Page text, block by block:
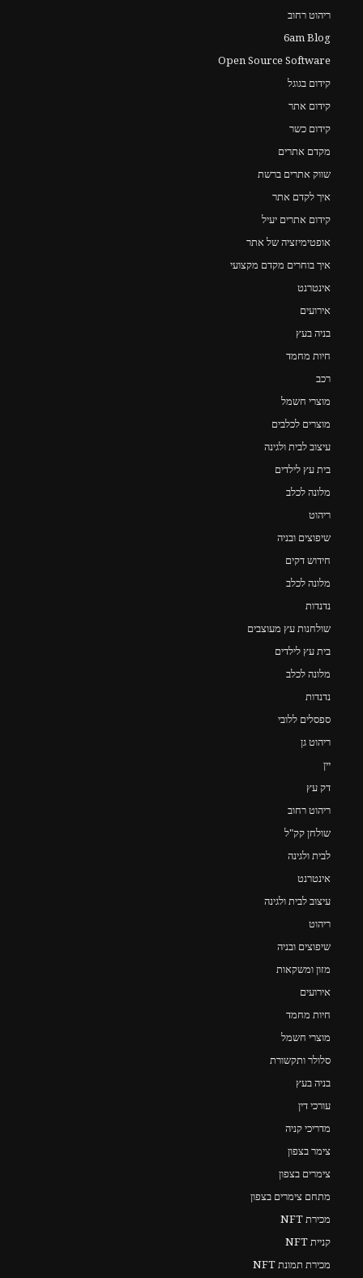
ריהוט רחוב
6am Blog
Open Source Software
קידום בגוגל
קידום אתר
קידום כשר
מקדם אתרים
שווק אתרים ברשת
איך לקדם אתר
קידום אתרים יעיל
אופטימיזציה של אתר
איך בוחרים מקדם מקצועי
אינטרנט
אירועים
בניה בעץ
חיות מחמד
רכב
מוצרי חשמל
מוצרים לכלבים
עיצוב לבית ולגינה
בית עץ לילדים
מלונה לכלב
ריהוט
שיפוצים ובניה
חידוש דקים
מלונה לכלב
נדנדות
שולחנות עץ מעוצבים
בית עץ לילדים
מלונה לכלב
נדנדות
ספסלים ללובי
ריהוט גן
יין
דק עץ
ריהוט רחוב
שולחן קק"ל
לבית ולגינה
אינטרנט
עיצוב לבית ולגינה
ריהוט
שיפוצים ובניה
מזון ומשקאות
אירועים
חיות מחמד
מוצרי חשמל
סלולר ותקשורת
בניה בעץ
עורכי דין
מדריכי קניה
צימר בצפון
צימרים בצפון
מתחם צימרים בצפון
מכירת NFT
קניית NFT
מכירת תמונת NFT